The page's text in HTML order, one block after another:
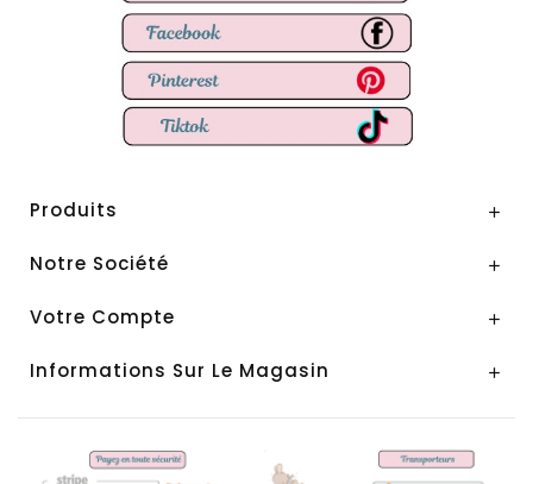
Produits 
Notre Société 
Votre Compte 
Informations Sur Le Magasin 